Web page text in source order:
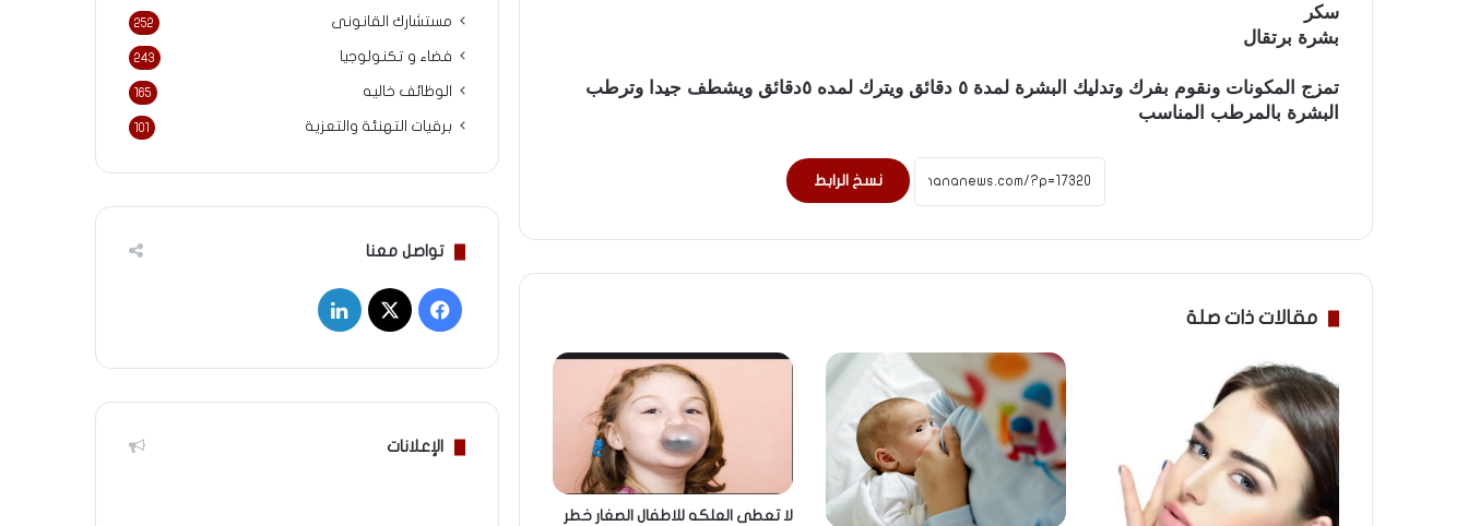
سكر
بشرة برتقال
تمزج المكونات ونقوم بفرك وتدليك البشرة لمدة ٥ دقائق ويترك لمده ٥دقائق ويشطف جيدا وترطب
البشرة بالمرطب المناسب
نسخ الرابط
مقالات ذات صلة
لا تعطى العلكه للاطفال الصغار خطر
مستشارك القانونى 252
فضاء و تكنولوجيا 243
الوظائف خاليه 165
برقيات التهنئة والتعزية 101
تواصل معنا
فيسبوك
‫X لينكدإن
الإعلانات